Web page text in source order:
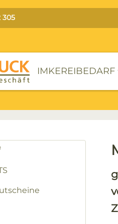
305
IMKEREIBEDARF